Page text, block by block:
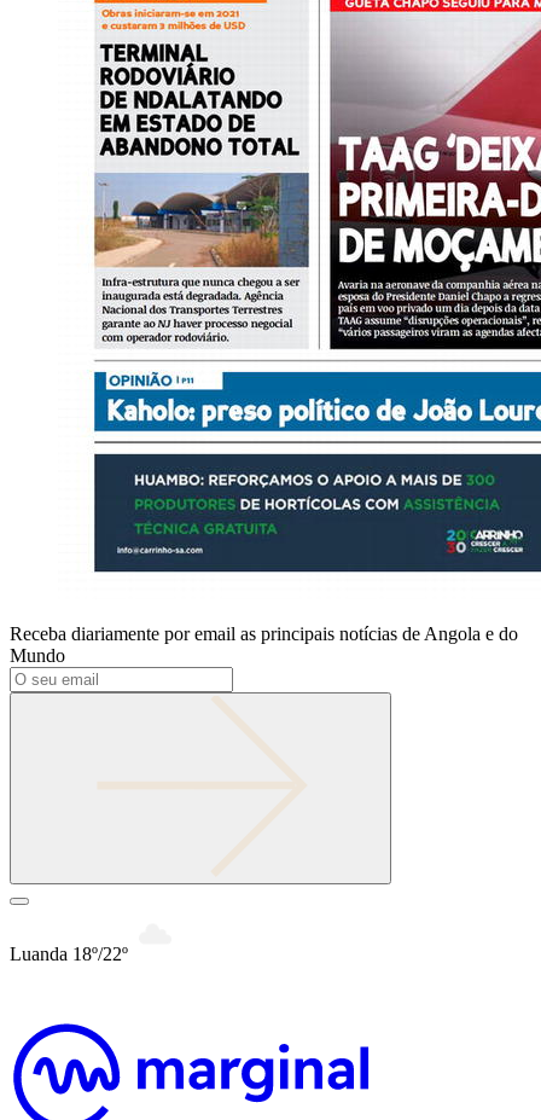
Receba diariamente por email as principais notícias de Angola e do
Mundo
Luanda 18º/22º